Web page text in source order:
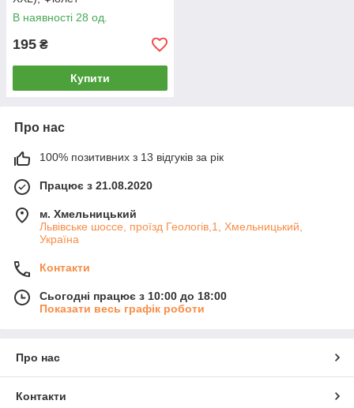
В наявності 28 од.
195 ₴
Купити
Про нас
100% позитивних з 13 відгуків за рік
Працює з 21.08.2020
м. Хмельницький
Львівське шоссе, проїзд Геологів,1, Хмельницький,
Україна
Контакти
Сьогодні працює з 10:00 до 18:00
Показати весь графік роботи
Про нас
Контакти